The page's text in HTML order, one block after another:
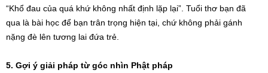
“Khổ đau của quá khứ không nhất định lặp lại”. Tuổi thơ bạn đã
qua là bài học để bạn trân trọng hiện tại, chứ không phải gánh
nặng đè lên tương lai đứa trẻ.
5. Gợi ý giải pháp từ góc nhìn Phật pháp